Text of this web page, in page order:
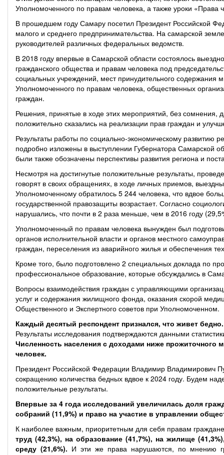
Уполномоченного по правам человека, а также уроки «Права
В прошедшем году Самару посетил Президент Российской
малого и среднего предпринимательства. На самарской
руководителей различных федеральных ведомств.
В 2018 году впервые в Самарской области состоялось
гражданского общества и правам человека под
социальных учреждений, мест принудительного
Уполномоченного по правам человека, общественных
граждан.
Решения, принятые в ходе этих мероприятий, без
положительно сказались на реализации прав граждан и
Результаты работы по социально-экономическому развитию
подробно изложены в выступлении Губернатора Самарской
были также обозначены перспективы развития региона и
Несмотря на достигнутые положительные результаты,
говорят в своих обращениях, в ходе личных приемов,
Уполномоченному обратилось 5 244 человека, что вдвое
государственной правозащиты возрастает. Согласно
нарушались, что почти в 2 раза меньше, чем в 2016 году
Уполномоченный по правам человека вынужден был
органов исполнительной власти и органов местного
граждан, переселения из аварийного жилья и обеспечения
Кроме того, было подготовлено 2 специальных доклада по
профессиональное образование, которые обсуждались в
Вопросы взаимодействия граждан с управляющими
услуг и содержания жилищного фонда, оказания скорой
Общественного и Экспертного советов при Уполномоченном.
Каждый десятый респондент признался, что живет
Результаты исследования подтверждаются данными
Численность населения с доходами ниже прожиточного
человек.
Президент Российской Федерации Владимир Владимирович
сокращению количества бедных вдвое к 2024 году. Будем
положительные результаты.
Впервые за 4 года исследований увеличилась доля
собраний (11,9%) и право на участие в управлении
К наиболее важным, приоритетным для себя правам
труд (42,3%), на образование (41,7%), на жилище
среду (21,6%). И эти же права нарушаются, по мнению